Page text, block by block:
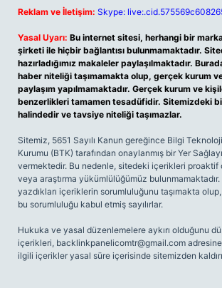
Reklam ve İletişim: Skype:
Yasal Uyarı: Bu internet sitesi, herhangi bir
şirketi ile hiçbir bağlantısı bulunmamaktadır.
hazırladığımız makaleler paylaşılmaktadır.
haber niteliği taşımamakta olup, gerçek kurum
paylaşım yapılmamaktadır. Gerçek kurum ve
benzerlikleri tamamen tesadüfidir. Sitemizdeki
halindedir ve tavsiye niteliği taşımazlar.
Sitemiz, 5651 Sayılı Kanun gereğince Bilgi
Kurumu (BTK) tarafından onaylanmış bir Yer
vermektedir. Bu nedenle, sitedeki içerikleri proaktif
veya araştırma yükümlülüğümüz
yazdıkları içeriklerin sorumluluğunu taşımakta
bu sorumluluğu kabul etmiş sayılırlar.
Hukuka ve yasal düzenlemelere aykırı olduğunu
içerikleri, backlinkpanelicomtr@gmail.com
ilgili içerikler yasal süre içerisinde sitemizden